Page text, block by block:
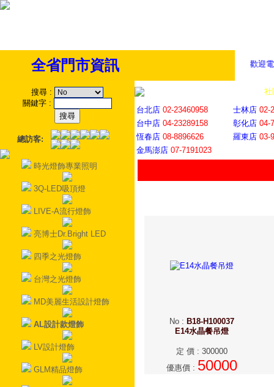
歡迎
全省門市資訊
搜尋 :
關鍵字 :
總訪客:
時光燈飾專業照明
3Q-LED吸頂燈
LIVE-A流行燈飾
亮博士Dr.Bright LED
四季之光燈飾
台灣之光燈飾
MD美麗生活設計燈飾
AL設計款燈飾
LV設計燈飾
GLM精品燈飾
社
台北店 02-23460958 士林店 02-
台中店 04-23289158 彰化店 04-
恆春店 08-8896626 羅東店 03-
金馬澎店 07-7191023
No : B18-H100037
E14水晶餐吊燈
定 價 : 300000
優惠價 : 50000